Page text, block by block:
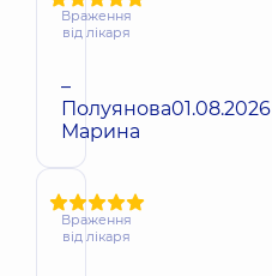
Враження
від лікаря
–
Полуянова
Марина
01.08.2026
Враження
від лікаря